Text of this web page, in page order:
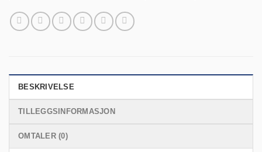
BESKRIVELSE
TILLEGGSINFORMASJON
OMTALER (0)